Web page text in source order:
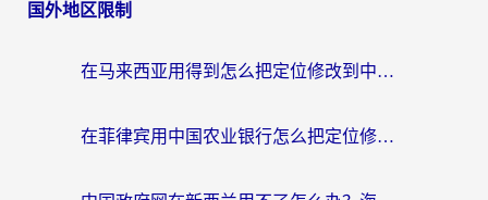
国外地区限制
在马来西亚用得到怎么把定位修改到中国国内？留学生亲测有效的追剧看片攻略
在菲律宾用中国农业银行怎么把定位修改到中国国内？海外华人必看的数字生活解决方案